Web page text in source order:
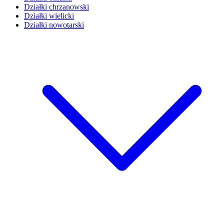
Działki chrzanowski
Działki wielicki
Działki nowotarski